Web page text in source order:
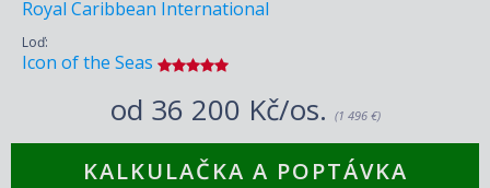
Royal Caribbean International
Loď:
Icon of the Seas
od 36 200 Kč/os. (1 496 €)
KALKULAČKA A POPTÁVKA